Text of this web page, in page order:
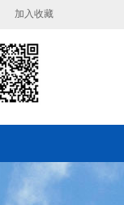
加入收藏